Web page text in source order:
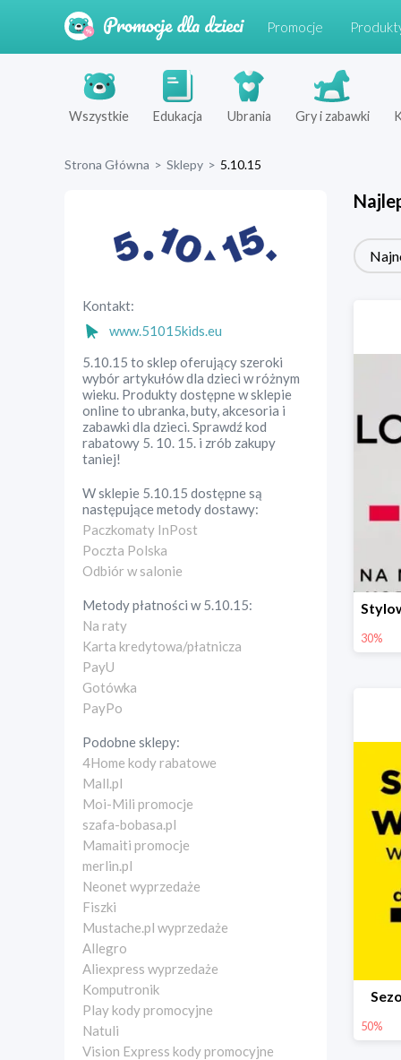
Promocje
Wszystkie Edukacja Ubrania Gry i zabawki
Strona Główna > Sklepy > 5.10.15
Kontakt:
www.51015kids.eu
5.10.15 to sklep oferujący szeroki
wybór artykułów dla dzieci w różnym
wieku. Produkty dostępne w sklepie
online to ubranka, buty, akcesoria i
zabawki dla dzieci. Sprawdź kod
rabatowy 5. 10. 15. i zrób zakupy
taniej!
W sklepie 5.10.15 dostępne są
następujące metody dostawy:
Paczkomaty InPost
Poczta Polska
Odbiór w salonie
Metody płatności w5.10.15:
Na raty
Karta kredytowa/płatnicza
PayU
Gotówka
PayPo
Podobne sklepy:
4Home kody rabatowe
Mall.pl
Moi-Mili promocje
szafa-bobasa.pl
Mamaiti promocje
merlin.pl
Neonet wyprzedaże
Fiszki
Mustache.pl wyprzedaże
Allegro
Aliexpress wyprzedaże
Komputronik
Play kody promocyjne
Natuli
Vision Express kody promocyjne
30%
50%